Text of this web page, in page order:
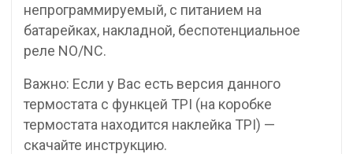
непрограммируемый, с питанием на
батарейках, накладной, беспотенциальное
реле NO/NC.
Важно: Если у Вас есть версия данного
термостата с функцей TPI (на коробке
термостата находится наклейка TPI) —
скачайте инструкцию.